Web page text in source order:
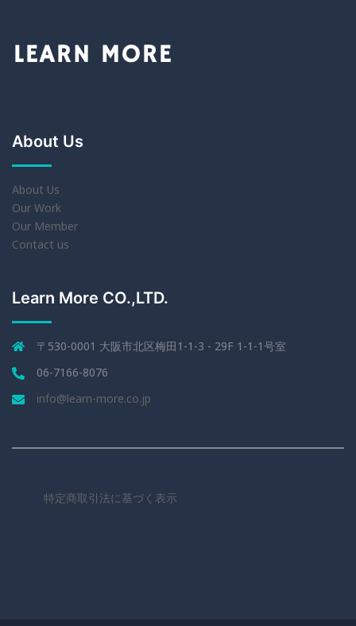
About Us
About Us
Our Work
Our Member
Contact us
Learn More CO.,LTD.
〒530-0001 大阪市北区梅田1-1-3 - 29F 1-1-1号室
06-7166-8076
info@learn-more.co.jp
特定商取引法に基づく表示